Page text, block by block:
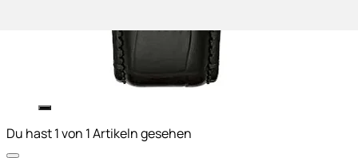
Du hast 1 von 1 Artikeln gesehen